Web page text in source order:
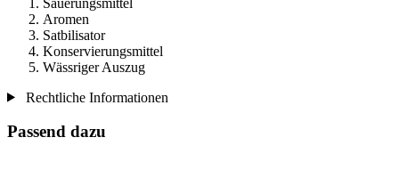
Aromen
Satbilisator
Konservierungsmittel
Wässriger Auszug
Rechtliche Informationen
Passend dazu